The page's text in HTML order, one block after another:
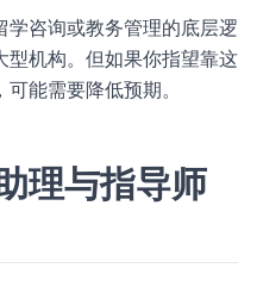
咨询或教务管理的底层逻
型机构。但如果你指望靠这
能需要降低预期。
理与指导师